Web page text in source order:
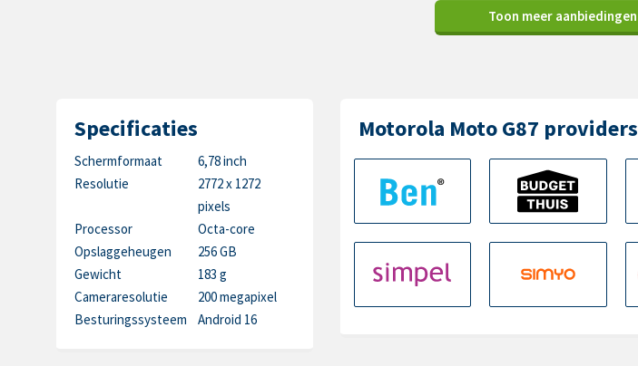
Toon meer aanbiedingen
Specificaties
Schermformaat
6,78 inch
Resolutie
2772 x 1272
pixels
Processor
Octa-core
Opslaggeheugen
256 GB
Gewicht
183 g
Cameraresolutie
200 megapixel
Besturingssysteem
Android 16
Motorola Moto G87 providers